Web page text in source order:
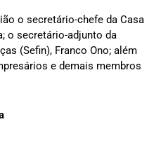
o secretário-chefe da Casa
o secretário-adjunto da
(Sefin), Franco Ono; além
e demais membros